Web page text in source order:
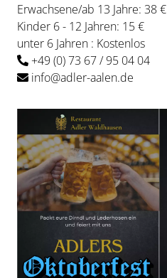
Erwachsene/ab 13 Jahre: 38 €
Kinder 6 - 12 Jahren: 15 €
unter 6 Jahren : Kostenlos
+49 (0) 73 67 / 95 04 04
info@adler-aalen.de